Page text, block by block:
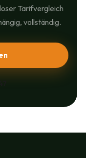
Tarifvergleich
vollständig.